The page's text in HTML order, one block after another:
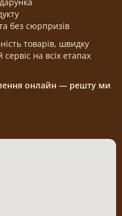
без сюрпризів
товарів, швидку
сервіс на всіх етапах
онлайн — решту ми